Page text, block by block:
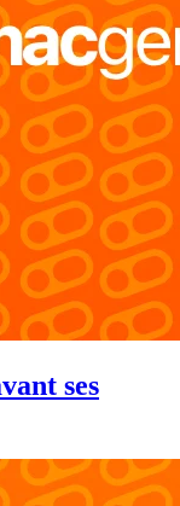
ses